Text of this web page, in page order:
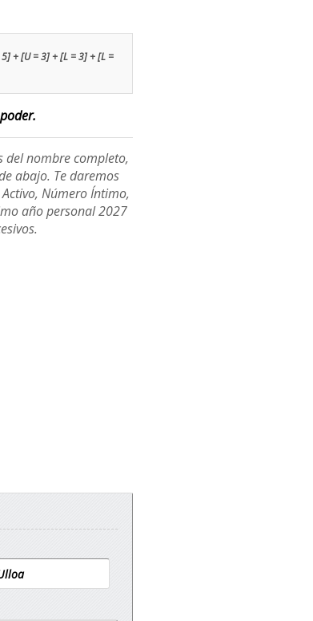
+ [U = 3] + [L = 3] + [L =
del nombre completo,
abajo. Te daremos
Número Íntimo,
año personal 2027